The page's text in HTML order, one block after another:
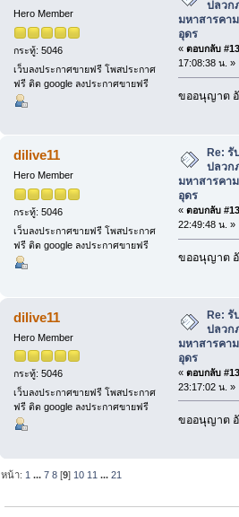
Hero Member
กระทู้: 5046
เว็บลงประกาศขายฟรี โพสประกาศ
ฟรี ติด google ลงประกาศขายฟรี
ปลวก
มหาสารคา
อุดร
« ตอบกลับ
17:08:38 น. »
ขออนุญาต
dilive11
Hero Member
กระทู้: 5046
เว็บลงประกาศขายฟรี โพสประกาศ
ฟรี ติด google ลงประกาศขายฟรี
Re:
ปลวก
มหาสารคา
อุดร
« ตอบกลับ
22:49:48 น. »
ขออนุญาต
dilive11
Hero Member
กระทู้: 5046
เว็บลงประกาศขายฟรี โพสประกาศ
ฟรี ติด google ลงประกาศขายฟรี
Re: รั
ปลวก
มหาสารคา
อุดร
« ตอบกลับ
23:17:02 น. »
ขออนุญาต
หน้า: 1 ...7 8 [9] 10 11 ...21